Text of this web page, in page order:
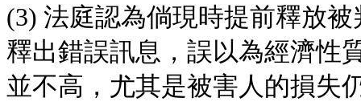
(3) 法庭認為倘現時提前釋放
釋出錯誤訊息，誤以為經濟性
並不高，尤其是被害人的損失